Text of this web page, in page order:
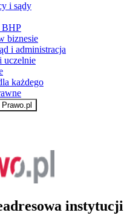
i sądy
BHP
biznesie
i administracja
uczelnie
każdego
- rejestracja i logowanie do serwisu
instytucji